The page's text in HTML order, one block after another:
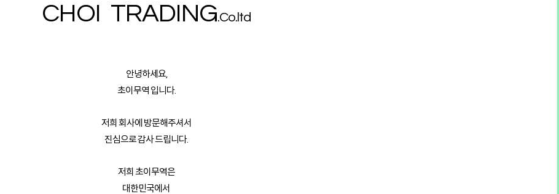
CHOI TRADING.Co.ltd
안녕하세요,
초이무역 입니다.
저희 회사에 방문해주셔서
진심으로 감사 드립니다.
저희 초이무역은
대한민국에서